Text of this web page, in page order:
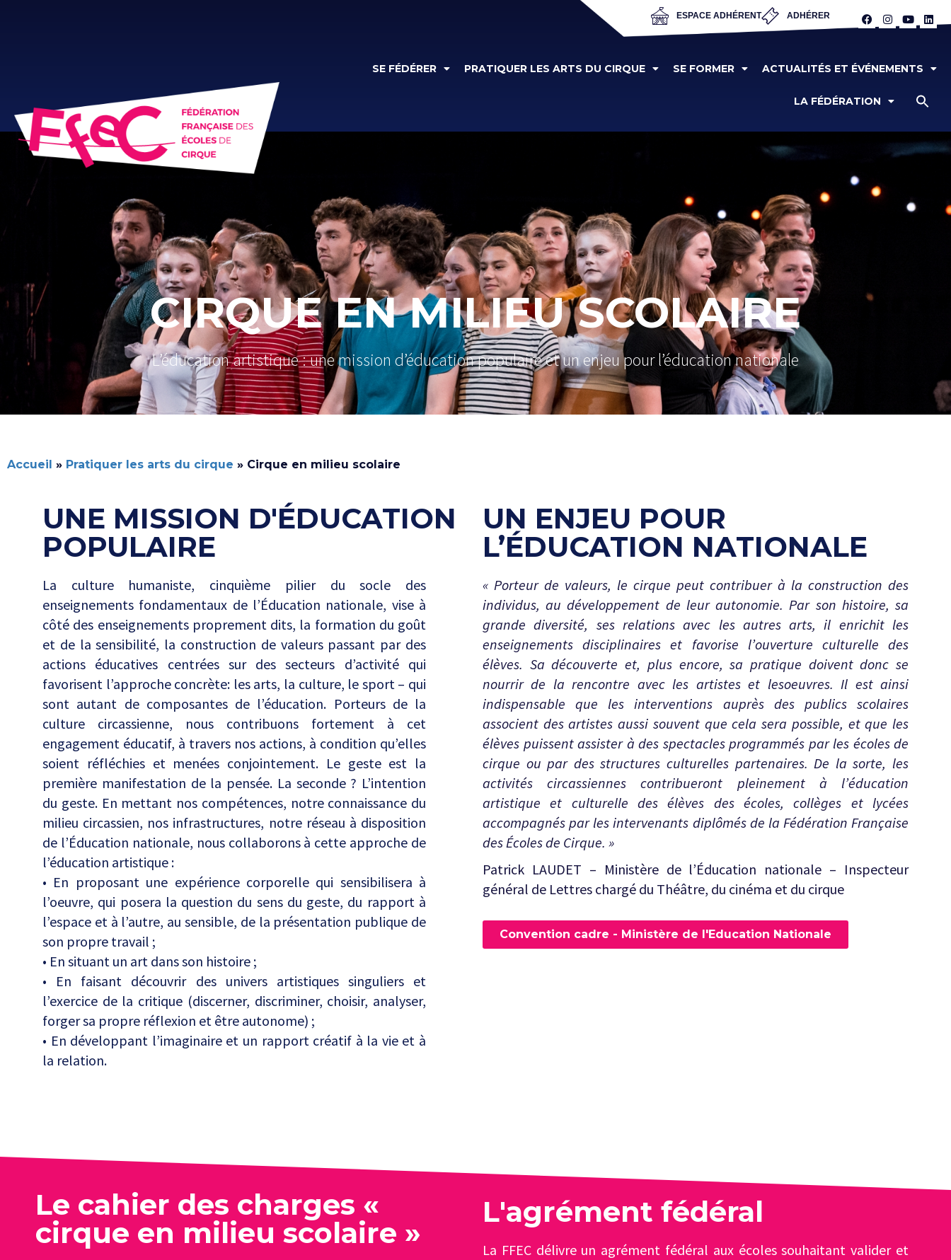
ESPACE ADHÉRENT ADHÉRER
SE FÉDÉRER PRATIQUER LES ARTS DU CIRQUE SE FORMER ACTUALITÉS ET ÉVÉNEMENTS
LA FÉDÉRATION
CIRQUE EN MILIEU SCOLAIRE
L’éducation artistique : une mission d’éducation populaire et un enjeu pour l’éducation nationale
Accueil » Pratiquer les arts du cirque » Cirque en milieu scolaire
UNE MISSION D'ÉDUCATION
POPULAIRE
La culture humaniste, cinquième pilier du socle des
enseignements fondamentaux de l’Éducation nationale, vise à
côté des enseignements proprement dits, la formation du goût
et de la sensibilité, la construction de valeurs passant par des
actions éducatives centrées sur des secteurs d’activité qui
favorisent l’approche concrète: les arts, la culture, le sport – qui
sont autant de composantes de l’éducation. Porteurs de la
culture circassienne, nous contribuons fortement à cet
engagement éducatif, à travers nos actions, à condition qu’elles
soient réfléchies et menées conjointement. Le geste est la
première manifestation de la pensée. La seconde ? L’intention
du geste. En mettant nos compétences, notre connaissance du
milieu circassien, nos infrastructures, notre réseau à disposition
de l’Éducation nationale, nous collaborons à cette approche de
l’éducation artistique :
• En proposant une expérience corporelle qui sensibilisera à
l’oeuvre, qui posera la question du sens du geste, du rapport à
l’espace et à l’autre, au sensible, de la présentation publique de
son propre travail ;
• En situant un art dans son histoire ;
• En faisant découvrir des univers artistiques singuliers et
l’exercice de la critique (discerner, discriminer, choisir, analyser,
forger sa propre réflexion et être autonome) ;
• En développant l’imaginaire et un rapport créatif à la vie et à
la relation.
UN ENJEU POUR
L’ÉDUCATION NATIONALE
« Porteur de valeurs, le cirque peut contribuer à la construction des
individus, au développement de leur autonomie. Par son histoire, sa
grande diversité, ses relations avec les autres arts, il enrichit les
enseignements disciplinaires et favorise l’ouverture culturelle des
élèves. Sa découverte et, plus encore, sa pratique doivent donc se
nourrir de la rencontre avec les artistes et lesoeuvres. Il est ainsi
indispensable que les interventions auprès des publics scolaires
associent des artistes aussi souvent que cela sera possible, et que les
élèves puissent assister à des spectacles programmés par les écoles de
cirque ou par des structures culturelles partenaires. De la sorte, les
activités circassiennes contribueront pleinement à l’éducation
artistique et culturelle des élèves des écoles, collèges et lycées
accompagnés par les intervenants diplômés de la Fédération Française
des Écoles de Cirque. »
Patrick LAUDET – Ministère de l’Éducation nationale – Inspecteur
général de Lettres chargé du Théâtre, du cinéma et du cirque
Convention cadre - Ministère de l'Education Nationale
Le cahier des charges «
cirque en milieu scolaire »
L'agrément fédéral
La FFEC délivre un agrément fédéral aux écoles souhaitant valider et